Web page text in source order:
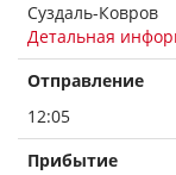
Суздаль-Ковров
Детальная
Отправление
12:05
Прибытие